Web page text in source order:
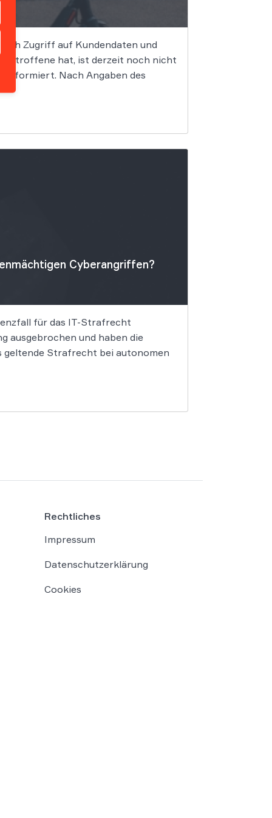
Zugriff auf Kundendaten und
Betroffene hat, ist derzeit noch nicht
informiert. Nach Angaben des
Cyberangriffen?
für das IT-Strafrecht
ausgebrochen und haben die
geltende Strafrecht bei autonomen
Rechtliches
Impressum
Datenschutzerklärung
Cookies